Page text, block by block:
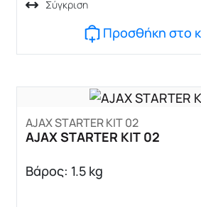
Σύγκριση
Προσθήκη στο
AJAX STARTER KIT 02
AJAX STARTER KIT 02
Βάρος: 1.5 kg